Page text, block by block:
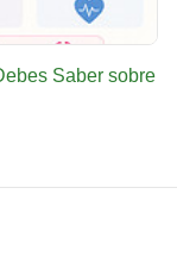
Saber sobre